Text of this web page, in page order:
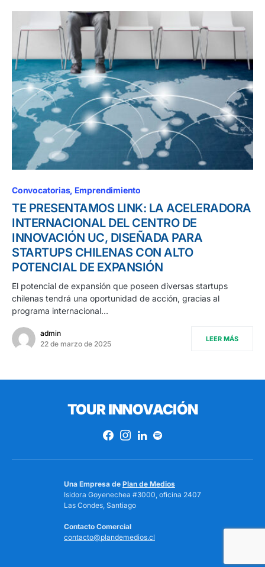
Convocatorias Emprendimiento
TE PRESENTAMOS LINK: LA ACELERADORA
INTERNACIONAL DEL CENTRO DE
INNOVACIÓN UC, DISEÑADA PARA
STARTUPS CHILENAS CON ALTO
POTENCIAL DE EXPANSIÓN
El potencial de expansión que poseen diversas startups
chilenas tendrá una oportunidad de acción, gracias al
programa internacional…
admin
22 de marzo de 2025
LEER MÁS
TOUR INNOVACIÓN
Una Empresa de Plan de Medios
Isidora Goyenechea #3000, oficina 2407
Las Condes, Santiago
Contacto Comercial
contacto@plandemedios.cl